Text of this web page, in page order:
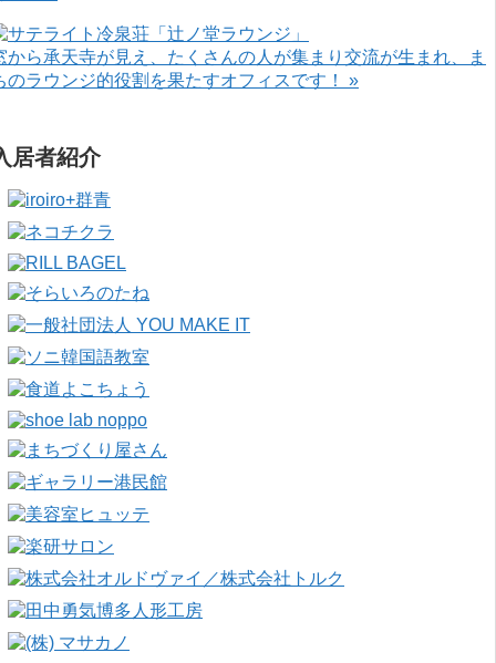
から承天寺が見え、たくさんの人が集まり交流が生まれ、ま
のラウンジ的役割を果たすオフィスです！ »
居者紹介